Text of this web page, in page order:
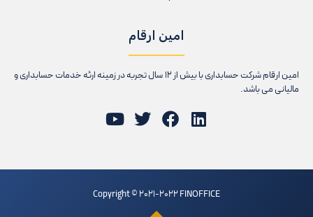
امین ارقام
امین ارقام شرکت حسابداری با بیش از 12 سال تجربه در زمینه ارئه خدمات حسابداری و
مالیانی می باشد.
Copyright © 2021-2022 FINOFFICE